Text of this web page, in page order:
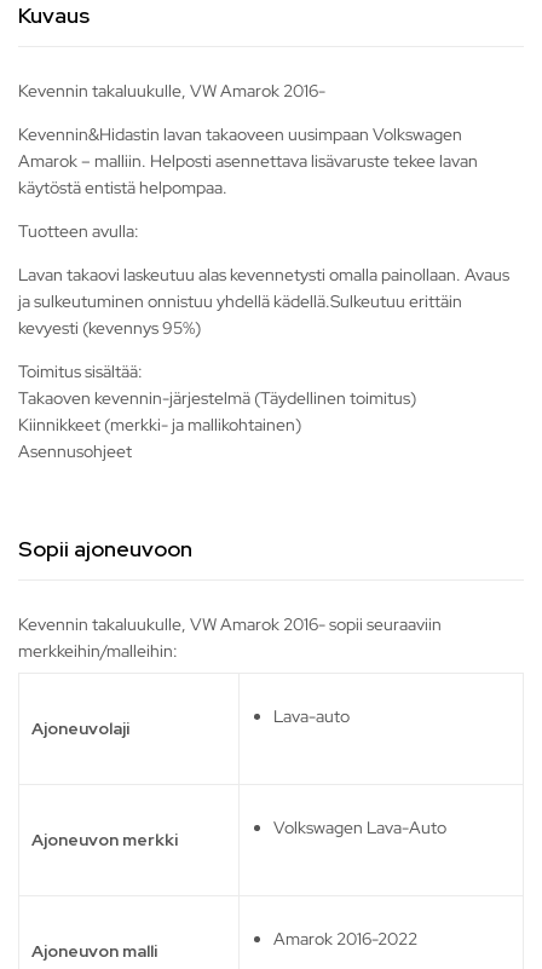
Kuvaus
Kevennin takaluukulle, VW Amarok 2016-
Kevennin&Hidastin lavan takaoveen uusimpaan Volkswagen
Amarok – malliin. Helposti asennettava lisävaruste tekee lavan
käytöstä entistä helpompaa.
Tuotteen avulla:
Lavan takaovi laskeutuu alas kevennetysti omalla painollaan. Avaus
ja sulkeutuminen onnistuu yhdellä kädellä.Sulkeutuu erittäin
kevyesti (kevennys 95%)
Toimitus sisältää:
Takaoven kevennin-järjestelmä (Täydellinen toimitus)
Kiinnikkeet (merkki- ja mallikohtainen)
Asennusohjeet
Sopii ajoneuvoon
Kevennin takaluukulle, VW Amarok 2016- sopii seuraaviin
merkkeihin/malleihin:
Ajoneuvolaji
Lava-auto
Ajoneuvon merkki
Volkswagen Lava-Auto
Ajoneuvon malli
Amarok 2016-2022